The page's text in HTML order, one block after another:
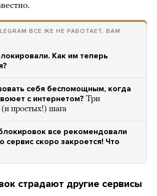
ВСЕ ЖЕ НЕ РАБОТАЕТ, ВАМ
Как им теперь
себя беспомощным, когда
с интернетом? Три
(и простых!) шага
все рекомендовали
сервис скоро закроется! Что
страдают другие сервисы